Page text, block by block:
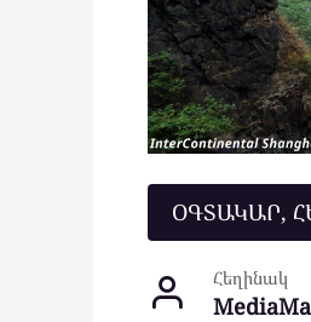
ՕԳՏԱԿԱՐ,
Հեղինակ